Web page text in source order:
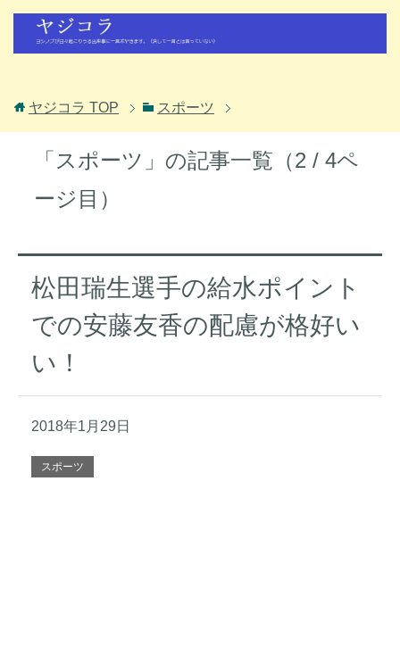
ヤジコラ TOP スポーツ
「スポーツ」の記事一覧（2 / 4ペ
ージ目）
松田瑞生選手の給水ポイント
での安藤友香の配慮が格好い
い！
2018年1月29日
スポーツ